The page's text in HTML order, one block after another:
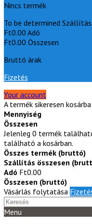
Nincs termék
To be determined Szállítás
Ft0.00 Adó
Ft0.00 Összesen
Bruttó árak
Fizetés
Your account
A termék sikeresen
Mennyiség
Összesen
Jelenleg 0 termék
található a kosárban.
Összes termék (bruttó)
Szállítás összesen
Adó Ft0.00
Összesen (bruttó)
Vásárlás folytatása
Menu